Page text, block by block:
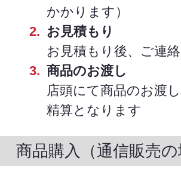
かかります）
お見積もり
お見積もり後、ご連
商品のお渡し
店頭にて商品のお渡
精算となります
商品購入（通信販売の